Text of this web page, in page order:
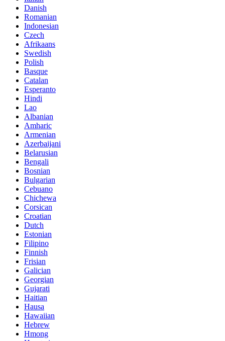
Danish
Romanian
Indonesian
Czech
Afrikaans
Swedish
Polish
Basque
Catalan
Esperanto
Hindi
Lao
Albanian
Amharic
Armenian
Azerbaijani
Belarusian
Bengali
Bosnian
Bulgarian
Cebuano
Chichewa
Corsican
Croatian
Dutch
Estonian
Filipino
Finnish
Frisian
Galician
Georgian
Gujarati
Haitian
Hausa
Hawaiian
Hebrew
Hmong